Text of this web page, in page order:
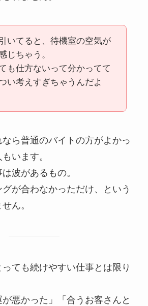
いてると、待機室の空気が
じちゃう。
も仕方ないって分かってて
い考えすぎちゃうんだよ
ら普通のバイトの方がよかっ
います。
波があるもの。
が合わなかっただけ、という
ん。
ても続けやすい仕事とは限り
悪かった」「合うお客さんと